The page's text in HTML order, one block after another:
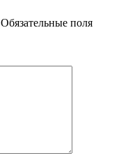
Обязательные поля